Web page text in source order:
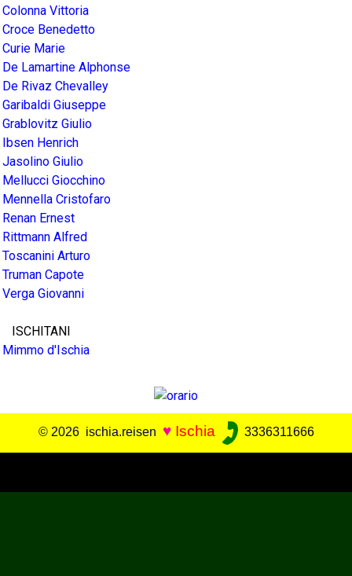
Colonna Vittoria
Croce Benedetto
Curie Marie
De Lamartine Alphonse
De Rivaz Chevalley
Garibaldi Giuseppe
Grablovitz Giulio
Ibsen Henrich
Jasolino Giulio
Mellucci Giocchino
Mennella Cristofaro
Renan Ernest
Rittmann Alfred
Toscanini Arturo
Truman Capote
Verga Giovanni
ISCHITANI
Mimmo d'Ischia
© 2026 ischia.reisen ♥ Ischia 3336311666